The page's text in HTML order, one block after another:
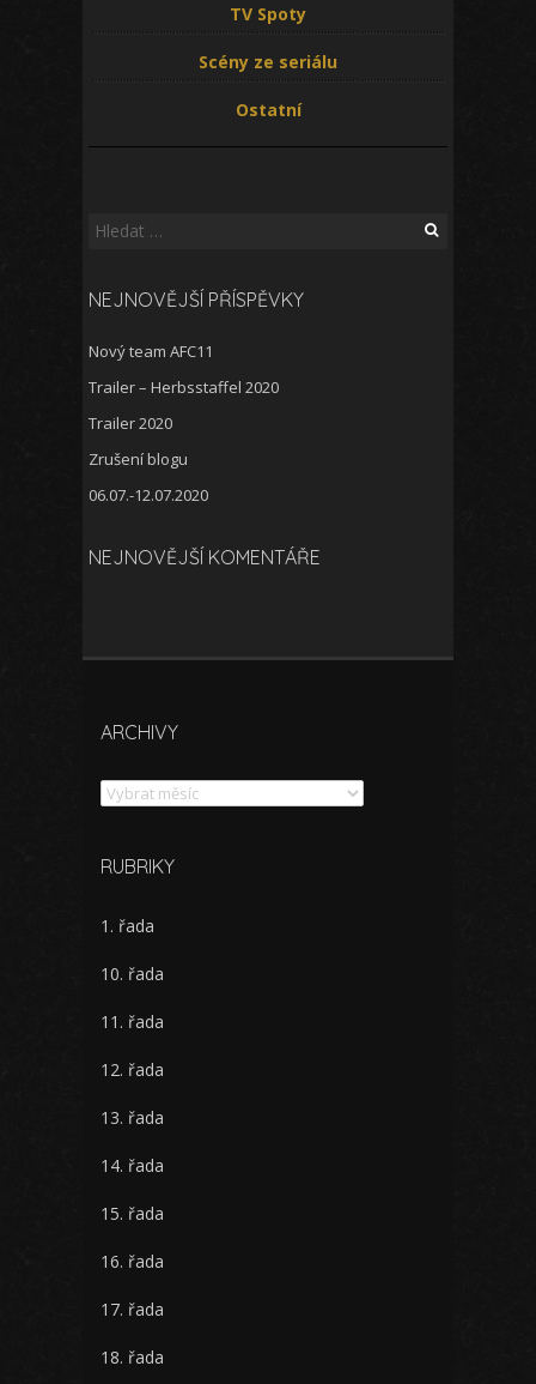
TV Spoty
Scény ze seriálu
Ostatní
Vyhledávání
NEJNOVĚJŠÍ PŘÍSPĚVKY
Nový team AFC11
Trailer – Herbsstaffel 2020
Trailer 2020
Zrušení blogu
06.07.-12.07.2020
NEJNOVĚJŠÍ KOMENTÁŘE
ARCHIVY
Archivy
RUBRIKY
1. řada
10. řada
11. řada
12. řada
13. řada
14. řada
15. řada
16. řada
17. řada
18. řada